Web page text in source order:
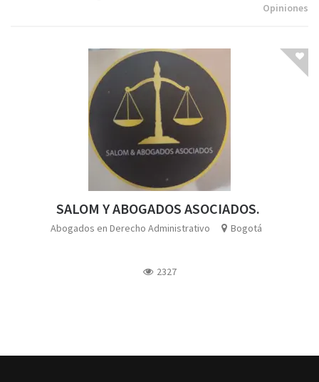
Opiniones
SALOM Y ABOGADOS ASOCIADOS.
Abogados en Derecho Administrativo Bogotá
2327